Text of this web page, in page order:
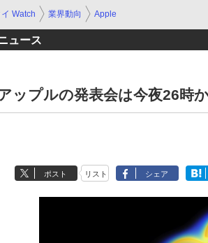
Watch 業界動向 Apple
ュース
ップルの発表会は今夜26時
ポスト リスト シェア